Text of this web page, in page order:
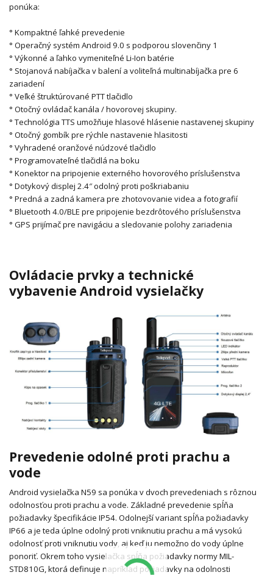
ponúka:
° Kompaktné ľahké prevedenie
° Operačný systém Android 9.0 s podporou slovenčiny 1
° Výkonné a ľahko vymeniteľné Li-Ion batérie
° Stojanová nabíjačka v balení a voliteľná multinabíjačka pre 6
zariadení
° Veľké štruktúrované PTT tlačidlo
° Otočný ovládač kanála / hovorovej skupiny.
° Technológia TTS umožňuje hlasové hlásenie nastavenej skupiny
° Otočný gombík pre rýchle nastavenie hlasitosti
° Vyhradené oranžové núdzové tlačidlo
° Programovateľné tlačidlá na boku
° Konektor na pripojenie externého hovorového príslušenstva
° Dotykový displej 2.4″ odolný proti poškriabaniu
° Predná a zadná kamera pre zhotovovanie videa a fotografií
° Bluetooth 4.0/BLE pre pripojenie bezdrôtového príslušenstva
° GPS prijímač pre navigáciu a sledovanie polohy zariadenia
Ovládacie prvky a technické
vybavenie Android vysielačky
Prevedenie odolné proti prachu a
vode
Android vysielačka N59 sa ponúka v dvoch prevedeniach s rôznou
odolnosťou proti prachu a vode. Základné prevedenie spĺňa
požiadavky špecifikácie IP54. Odolnejší variant spĺňa požiadavky
IP66 a je teda úplne odolný proti vniknutiu prachu a má vysokú
odolnosť proti vniknutiu vody, aj keď ju nemožno do vody úplne
ponoriť. Okrem toho vysielačka spĺňa požiadavky normy MIL-
STD810G, ktorá definuje napríklad požiadavky na odolnosti